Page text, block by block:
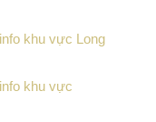
khu vực Long
khu vực